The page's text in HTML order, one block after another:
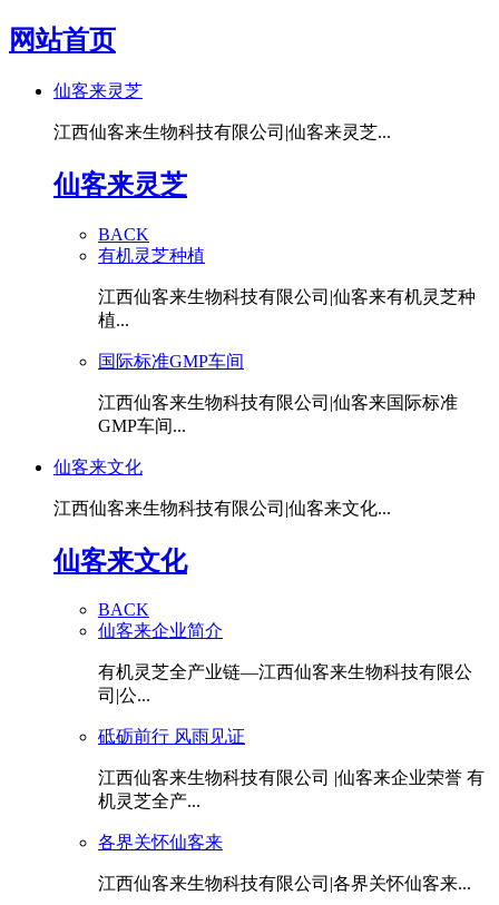
网站首页
仙客来灵芝
江西仙客来生物科技有限公司|仙客来灵芝...
仙客来灵芝
BACK
有机灵芝种植
江西仙客来生物科技有限公司|仙客来有机灵芝种
植...
国际标准GMP车间
江西仙客来生物科技有限公司|仙客来国际标准
GMP车间...
仙客来文化
江西仙客来生物科技有限公司|仙客来文化...
仙客来文化
BACK
仙客来企业简介
有机灵芝全产业链—江西仙客来生物科技有限公
司|公...
砥砺前行 风雨见证
江西仙客来生物科技有限公司 |仙客来企业荣誉 有
机灵芝全产...
各界关怀仙客来
江西仙客来生物科技有限公司|各界关怀仙客来...